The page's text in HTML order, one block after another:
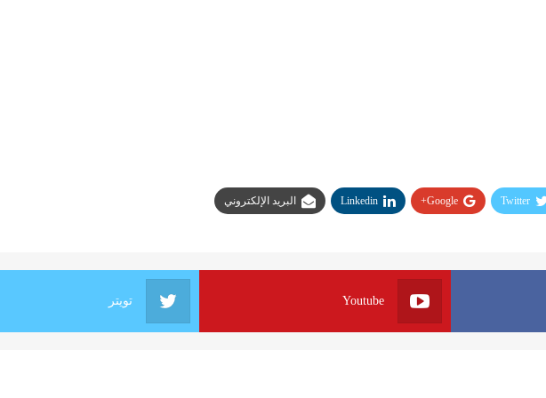
Twitter
Google+
Linkedin البريد الإلكتروني
Youtube تويتر